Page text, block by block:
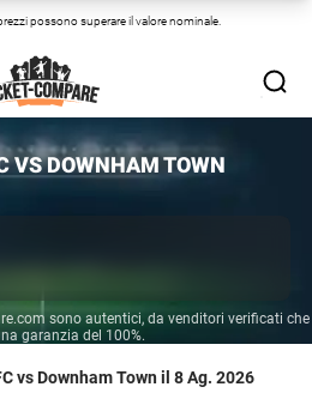
possono superare il valore nominale.
VS DOWNHAM TOWN
sono autentici, da venditori verificati che
garanzia del 100%.
vs Downham Town il 8 Ag. 2026